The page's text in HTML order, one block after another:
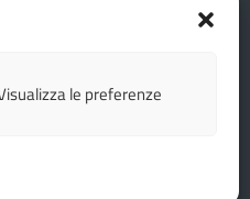
le preferenze